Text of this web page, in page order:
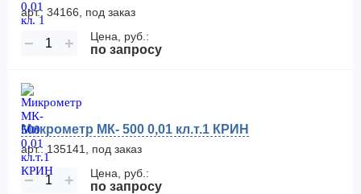
арт.: 34166, под заказ
− + Цена, руб.:
по запросу
Микрометр МК- 500 0,01 кл.т.1 КРИН
арт.: 135141, под заказ
− + Цена, руб.:
по запросу